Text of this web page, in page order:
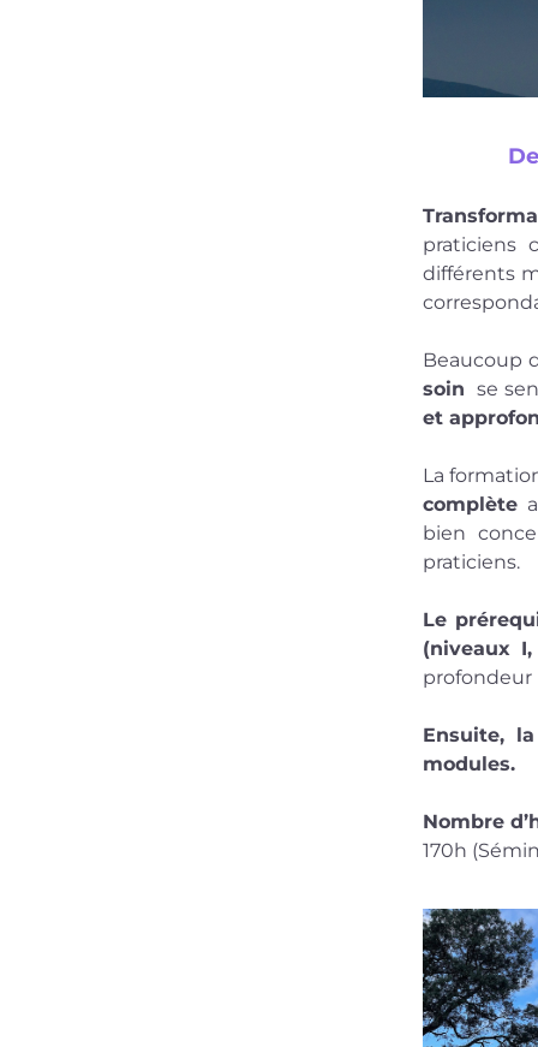
praticiens
différents
Beaucoup
soin
se
et
La
complète
bien
praticiens.
Le
(niveaux
profondeur
Ensuite,
modules.
Nombre
170h